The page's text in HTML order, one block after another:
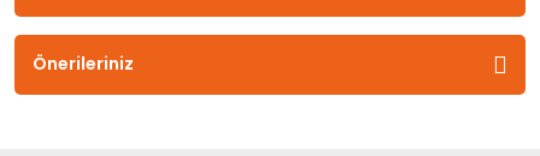
Önerileriniz